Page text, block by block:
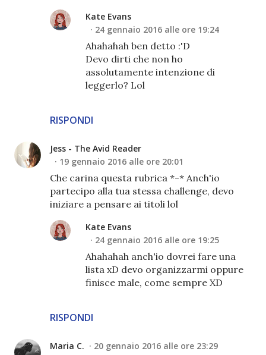
RISPONDI
Kate Evans
24 gennaio 2016 alle ore 19:24
Ahahahah ben detto :'D
Devo dirti che non ho
assolutamente intenzione di
leggerlo? Lol
Jess - The Avid Reader
19 gennaio 2016 alle ore 20:01
Che carina questa rubrica *-* Anch'io
partecipo alla tua stessa challenge, devo
iniziare a pensare ai titoli lol
RISPONDI
Kate Evans
24 gennaio 2016 alle ore 19:25
Ahahahah anch'io dovrei fare una
lista xD devo organizzarmi oppure
finisce male, come sempre XD
Maria C. 20 gennaio 2016 alle ore 23:29